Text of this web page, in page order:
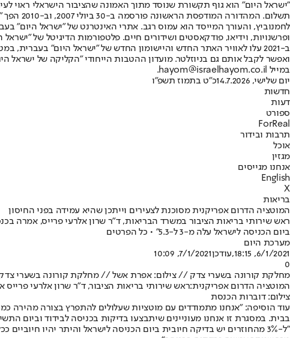
"ישראל היום" הוא גוף תקשורת שנוסד מתוך האמונה שהציבור הישראלי ראוי
תשלום.
ופרשנויות, וידיאו, פודקאסטים ושידורים חיים. פלטפורמות הדיגיטל של
ב-2021 עלו לאוויר האתר החדש והיישומון החדש של "ישראל היום"
ואפשר לקבל אותם גם בניוזלטר. מועדון ההטבות הייחודי "הקליקה של ישראל
במייל hayom@israelhayom.co.il.
יום שלישי, 14.7.2026
כ"ט בתמוז תשפ"ו
חדשות
דעות
ספורט
ForReal
תרבות ובידור
אוכל
מגזין
אנחנו מגייסים
English
X
בריאות
המוטציה הדרום אפריקנית מסוכנת לצעירים וייתכן שהיא עמידה בפני החיסון
ראש שירותי בריאות הציבור במשרד הבריאות, ד"ר שרון אלרעי פרייס, אמרה
ביום הכניסה לישראל עלה מ-3 ל-5.3" • כל הפרטים
מערכת היום
6/1/2021, 18:15
,עודכן7/1/2021, 10:09
0
מחלקת קורונה בשערי צדק // צילום: אפרת אשל // מחלקת קורונה בשערי
המוטציה הדרום אפריקנית:ראש שירותי בריאות הציבור, ד"ר שרון אלרעי
צילום: דוברות הכנסת
עוד הוסיפה: "אנחנו מתמודדים עם מוטציות שעלולים להתפרץ בצורה מהירה
בבית. במסגרת זו אנחנו מעוניינים שיתבצעו בדיקות בכניסה לבידוד וביום
"ל-3% מהחוזרים יש בדיקה חיובית ביום הכניסה לישראל והיתר יהיו חיוביים ככל שהזמן עובר. בבדיקה מהיום, נכון לשבועיים האחרונים נתון החוזרים המתגלים חיוביים